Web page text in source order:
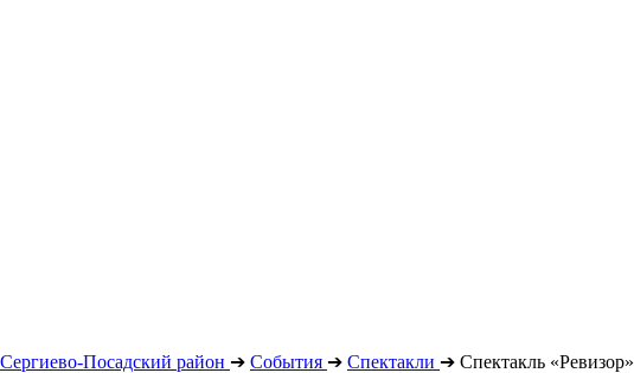
Сергиево-Посадский район ➔ События ➔ Спектакли ➔ Спектакль «Ревизор»